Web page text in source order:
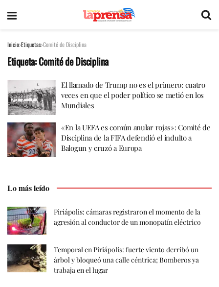
Inicio Etiquetas Comité de Disciplina
Etiqueta:Comité de Disciplina
El llamado de Trump no es el primero: cuatro
veces en que el poder político se metió en los
Mundiales
«En la UEFA es común anular rojas»: Comité de
Disciplina de la FIFA defendió el indulto a
Balogun y cruzó a Europa
Lo más leído
Piriápolis: cámaras registraron el momento de la
agresión al conductor de un monopatín eléctrico
Temporal en Piriápolis: fuerte viento derribó un
árbol y bloqueó una calle céntrica; Bomberos ya
trabaja en el lugar